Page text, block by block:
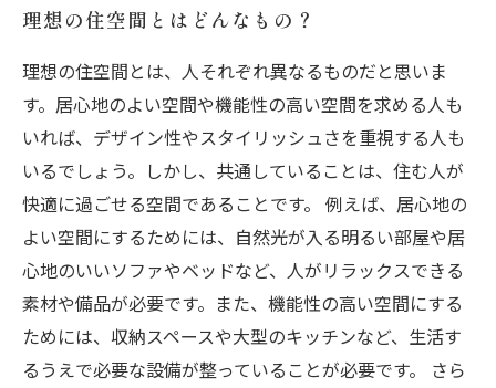
理想の住空間とはどんなもの？
理想の住空間とは、人それぞれ異なるものだと思いま
す。居心地のよい空間や機能性の高い空間を求める人も
いれば、デザイン性やスタイリッシュさを重視する人も
いるでしょう。しかし、共通していることは、住む人が
快適に過ごせる空間であることです。 例えば、居心地の
よい空間にするためには、自然光が入る明るい部屋や居
心地のいいソファやベッドなど、人がリラックスできる
素材や備品が必要です。また、機能性の高い空間にする
ためには、収納スペースや大型のキッチンなど、生活す
るうえで必要な設備が整っていることが必要です。 さら